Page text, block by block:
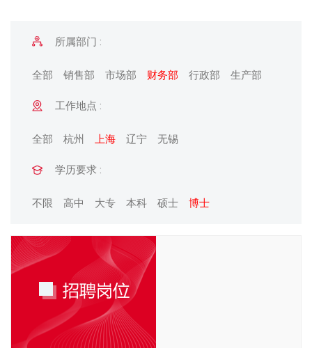
所属部门 :
全部 销售部 市场部 财务部 行政部 生产部
工作地点 :
全部 杭州 上海 辽宁 无锡
学历要求 :
不限 高中 大专 本科 硕士 博士